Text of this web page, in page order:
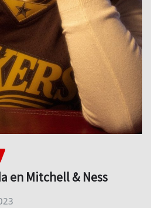
en Mitchell & Ness